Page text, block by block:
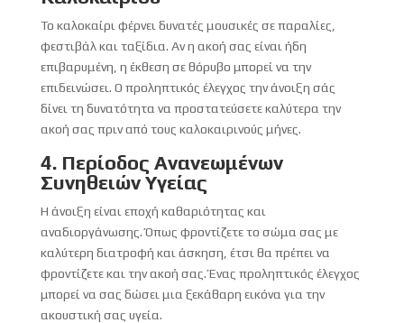
Το καλοκαίρι φέρνει δυνατές μουσικές σε παραλίες,
φεστιβάλ και ταξίδια. Αν η ακοή σας είναι ήδη
επιβαρυμένη, η έκθεση σε θόρυβο μπορεί να την
επιδεινώσει. Ο προληπτικός έλεγχος την άνοιξη σάς
δίνει τη δυνατότητα να προστατεύσετε καλύτερα την
ακοή σας πριν από τους καλοκαιρινούς μήνες.
4. Περίοδος Ανανεωμένων
Συνηθειών Υγείας
Η άνοιξη είναι εποχή καθαριότητας και
αναδιοργάνωσης. Όπως φροντίζετε το σώμα σας με
καλύτερη διατροφή και άσκηση, έτσι θα πρέπει να
φροντίζετε και την ακοή σας. Ένας προληπτικός έλεγχος
μπορεί να σας δώσει μια ξεκάθαρη εικόνα για την
ακουστική σας υγεία.